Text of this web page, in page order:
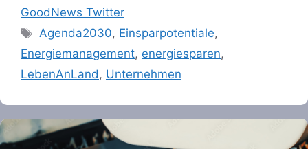
GoodNews Twitter
Tags
Agenda2030, Einsparpotentiale,
Energiemanagement, energiesparen,
LebenAnLand, Unternehmen